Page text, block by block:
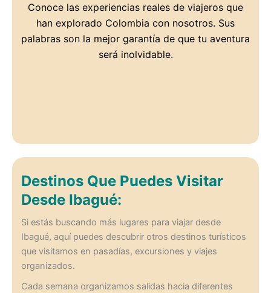
Conoce las experiencias reales de viajeros que
han explorado Colombia con nosotros. Sus
palabras son la mejor garantía de que tu aventura
será inolvidable.
Destinos Que Puedes Visitar
Desde Ibagué:
Si estás buscando más lugares para viajar desde
Ibagué, aquí puedes descubrir otros destinos turísticos
que visitamos en pasadías, excursiones y viajes
organizados.
Cada semana organizamos salidas hacia diferentes